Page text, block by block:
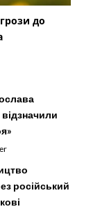
до
російський